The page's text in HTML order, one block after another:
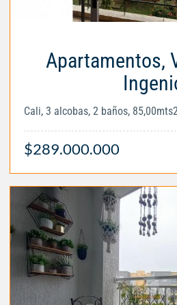
Apartamentos,
Cali, 3 alcobas, 2 baños, 85,00mts2
$289.000.000